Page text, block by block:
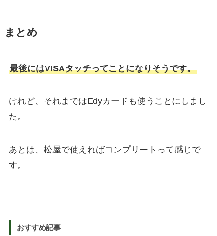
まとめ
最後にはVISAタッチってことになりそうです。
けれど、それまではEdyカードも使うことにしまし
た。
あとは、松屋で使えればコンプリートって感じで
す。
おすすめ記事